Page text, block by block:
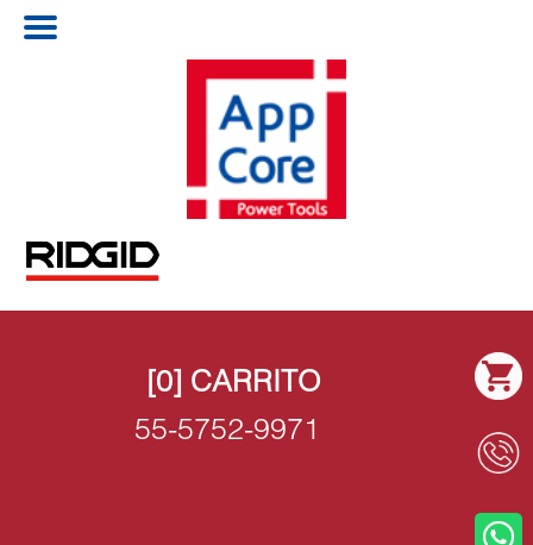
[0] CARRITO
55-5752-9971